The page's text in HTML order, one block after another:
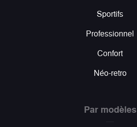
Sportifs
Professionnel
Confort
Néo-retro
Par modèles